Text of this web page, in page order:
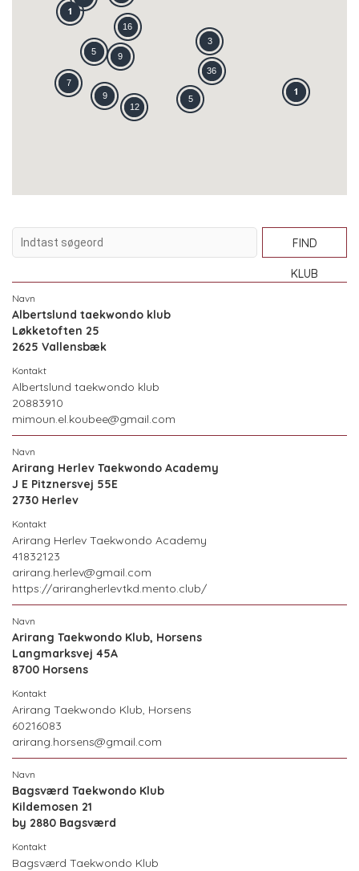
36
9
5
7
12
3
9
16
5
FIND
KLUB
Albertslund taekwondo klub
Løkketoften 25
2625 Vallensbæk
Albertslund taekwondo klub
20883910
mimoun.el.koubee@gmail.com
Arirang Herlev Taekwondo Academy
J E Pitznersvej 55E
2730 Herlev
Arirang Herlev Taekwondo Academy
41832123
arirang.herlev@gmail.com
https://arirangherlevtkd.mento.club/
Arirang Taekwondo Klub, Horsens
Langmarksvej 45A
8700 Horsens
Arirang Taekwondo Klub, Horsens
60216083
arirang.horsens@gmail.com
Bagsværd Taekwondo Klub
Kildemosen 21
by 2880 Bagsværd
Bagsværd Taekwondo Klub